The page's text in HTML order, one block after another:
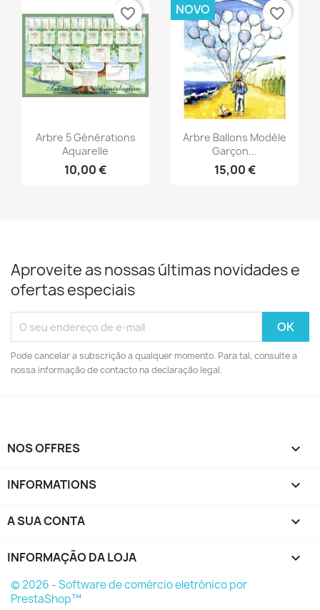
Vista rápida
Arbre 5 Générations
Aquarelle
10,00 €
favorite_border
Vista rápida
Arbre Ballons Modèle
Garçon...
15,00 €
NOVO favorite_border
Aproveite as nossas últimas novidades e
ofertas especiais
Pode cancelar a subscrição a qualquer momento. Para tal, consulte a
nossa informação de contacto na declaração legal.
NOS OFFRES 
INFORMATIONS 
A SUA CONTA 
INFORMAÇÃO DA LOJA keyboard_arrow_down
© 2026 - Software de comércio eletrónico por
PrestaShop™